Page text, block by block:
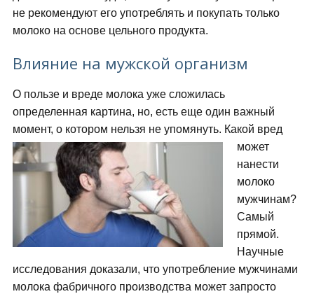
не рекомендуют его употреблять и покупать только
молоко на основе цельного продукта.
Влияние на мужской организм
О пользе и вреде молока уже сложилась
определенная картина, но, есть еще один важный
момент, о котором нельзя не упомянуть. Какой вред
может
нанести
молоко
мужчинам?
Самый
прямой.
Научные
исследования доказали, что употребление мужчинами
молока фабричного производства может запросто